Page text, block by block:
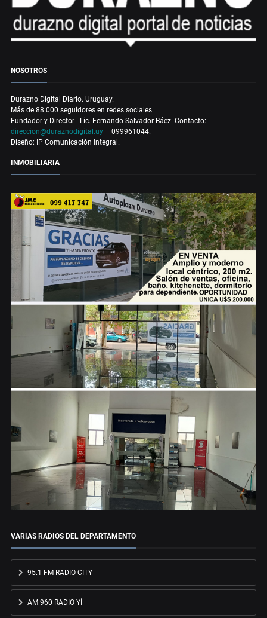
NOSOTROS
Durazno Digital Diario. Uruguay.
Más de 88.000 seguidores en redes sociales.
Fundador y Director - Lic. Fernando Salvador Báez. Contacto:
direccion@duraznodigital.uy – 099961044.
Diseño: IP Comunicación Integral.
INMOBILIARIA
VARIAS RADIOS DEL DEPARTAMENTO
95.1 FM RADIO CITY
AM 960 RADIO YÍ